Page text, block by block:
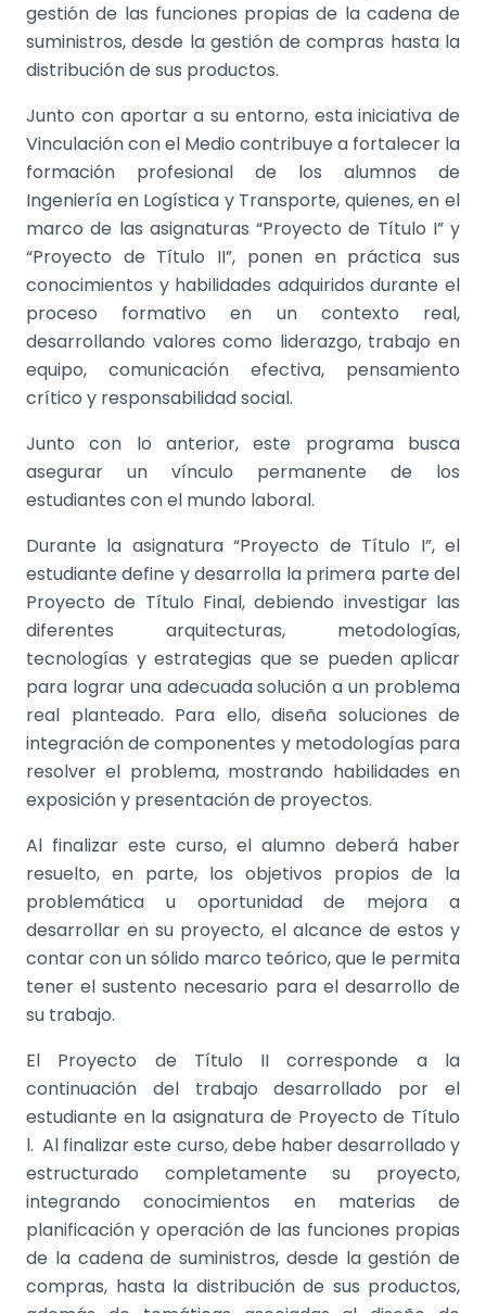
gestión de las funciones propias de la cadena de
suministros, desde la gestión de compras hasta la
distribución de sus productos.
Junto con aportar a su entorno, esta iniciativa de
Vinculación con el Medio contribuye a fortalecer la
formación profesional de los alumnos de
Ingeniería en Logística y Transporte, quienes, en el
marco de las asignaturas “Proyecto de Título I” y
“Proyecto de Título II”, ponen en práctica sus
conocimientos y habilidades adquiridos durante el
proceso formativo en un contexto real,
desarrollando valores como liderazgo, trabajo en
equipo, comunicación efectiva, pensamiento
crítico y responsabilidad social.
Junto con lo anterior, este programa busca
asegurar un vínculo permanente de los
estudiantes con el mundo laboral.
Durante la asignatura “Proyecto de Título I”, el
estudiante define y desarrolla la primera parte del
Proyecto de Título Final, debiendo investigar las
diferentes arquitecturas, metodologías,
tecnologías y estrategias que se pueden aplicar
para lograr una adecuada solución a un problema
real planteado. Para ello, diseña soluciones de
integración de componentes y metodologías para
resolver el problema, mostrando habilidades en
exposición y presentación de proyectos.
Al finalizar este curso, el alumno deberá haber
resuelto, en parte, los objetivos propios de la
problemática u oportunidad de mejora a
desarrollar en su proyecto, el alcance de estos y
contar con un sólido marco teórico, que le permita
tener el sustento necesario para el desarrollo de
su trabajo.
El Proyecto de Título II corresponde a la
continuación del trabajo desarrollado por el
estudiante en la asignatura de Proyecto de Título
l. Al finalizar este curso, debe haber desarrollado y
estructurado completamente su proyecto,
integrando conocimientos en materias de
planificación y operación de las funciones propias
de la cadena de suministros, desde la gestión de
compras, hasta la distribución de sus productos,